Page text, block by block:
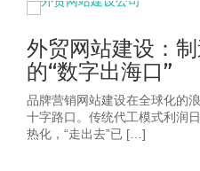
外贸网站建设：
的“数字出海口”
品牌营销网站建设在全球化的
十字路口。传统代工模式利润
热化，“走出去”已 […]